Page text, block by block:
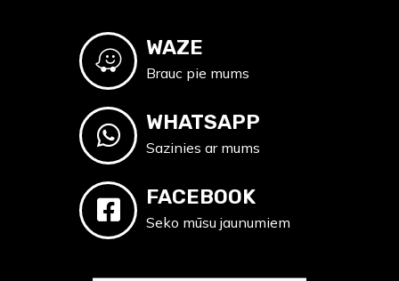
WAZE
Brauc pie mums
WHATSAPP
Sazinies ar mums
FACEBOOK
Seko mūsu jaunumiem